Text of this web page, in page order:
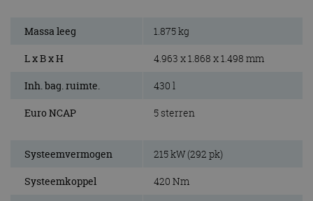
Massa leeg 1.875 kg
L x B x H 4.963 x 1.868 x 1.498 mm
Inh. bag. ruimte. 430 l
Euro NCAP 5 sterren
Systeemvermogen 215 kW (292 pk)
Systeemkoppel 420 Nm